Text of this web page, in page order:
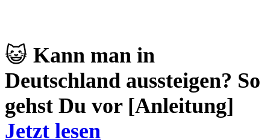
😺 Kann man in
Deutschland aussteigen? So
gehst Du vor [Anleitung]
Jetzt lesen